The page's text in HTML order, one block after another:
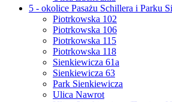
5 - okolice Pasażu Schillera i Parku
Piotrkowska 102
Piotrkowska 106
Piotrkowska 115
Piotrkowska 118
Sienkiewicza 61a
Sienkiewicza 63
Park Sienkiewicza
Ulica Nawrot